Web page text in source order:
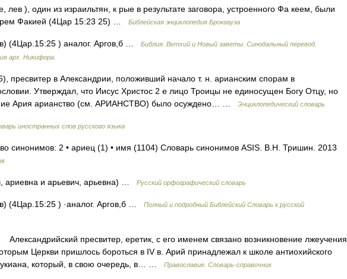
лев ), один из израильтян, к рые в результате заговора, устроенного Фа кеем, были
Факией (4Цар 15:23 25) …
Библейская энциклопедия Брокгауза
(4Цар.15:25 ) аналог. Аргов,б …
Библия. Ветхий и Новый заветы. Синодальный перевод.
арх. Никифора.
пресвитер в Александрии, положивший начало т. н. арианским спорам в
Утверждал, что Иисус Христос 2 е лицо Троицы не единосущен Богу Отцу, но
Ария арианство (см. АРИАНСТВО) было осуждено… …
Энциклопедический словарь
иностранных слов русского языка
синонимов: 2 • ариец (1) • имя (1104) Словарь синонимов ASIS. В.Н. Тришин. 2013
ариевна и арьевич, арьевна) … Русский орфографический словарь
(4Цар.15:25 ) ·аналог. Аргов,б …
Полный и подробный Библейский Словарь к русской
пресвитер, еретик, с его именем связано возникновение лжеучения
Церкви пришлось бороться в IV в. Арий принадлежал к школе антиохийского
который, в свою очередь, в… …
Православие. Словарь-справочник